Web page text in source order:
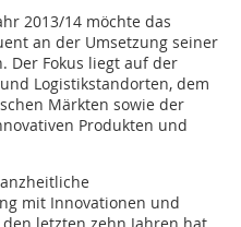
2013/14 möchte das
an der Umsetzung seiner
Der Fokus liegt auf der
Logistikstandorten, dem
Märkten sowie der
Produkten und
mit Innovationen und